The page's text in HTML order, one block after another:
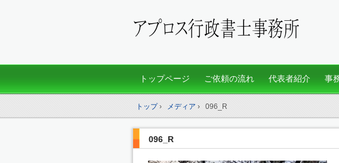
トップページ ご依頼の流れ 代表者紹介 事
トップ› メディア› 096_R
096_R